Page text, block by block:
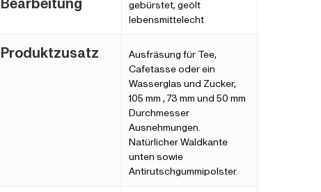
Bearbeitung
gebürstet, geölt
lebensmittelecht
Produktzusatz
Ausfräsung für Tee,
Cafetasse oder ein
Wasserglas und Zucker,
105 mm , 73 mm und 50 mm
Durchmesser
Ausnehmungen.
Natürlicher Waldkante
unten sowie
Antirutschgummipolster.